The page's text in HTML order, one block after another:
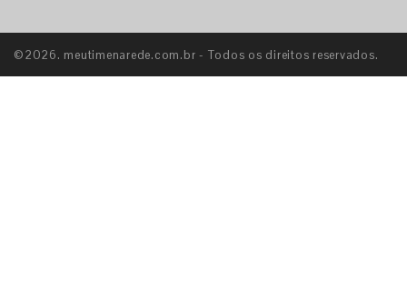
©2026. meutimenarede.com.br - Todos os direitos reservados.